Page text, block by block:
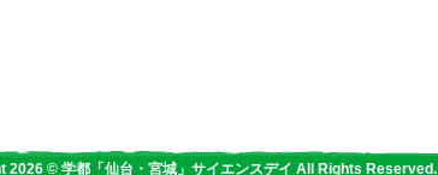
2026 © 学都「仙台・宮城」サイエンスデイ All Rights Reserved.